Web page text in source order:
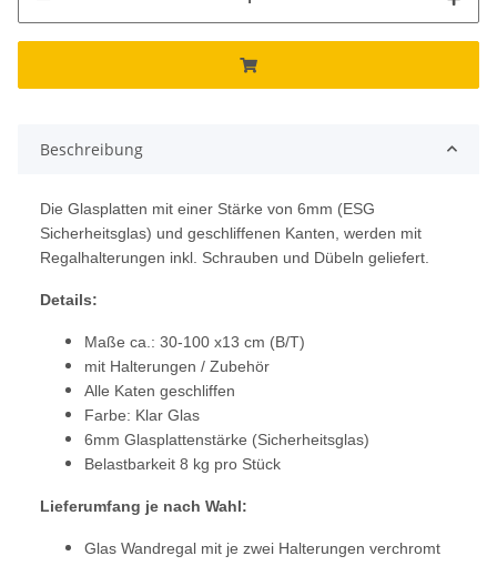
Beschreibung
Die Glasplatten mit einer Stärke von 6mm (ESG
Sicherheitsglas) und geschliffenen Kanten, werden mit
Regalhalterungen inkl. Schrauben und Dübeln geliefert.
Details:
Maße ca.: 30-100 x13 cm (B/T)
mit Halterungen / Zubehör
Alle Katen geschliffen
Farbe: Klar Glas
6mm Glasplattenstärke (Sicherheitsglas)
Belastbarkeit 8 kg pro Stück
Lieferumfang je nach Wahl:
Glas Wandregal mit je zwei Halterungen verchromt